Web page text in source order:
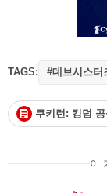
TAGS: #데브시스터
쿠키런: 킹덤
이